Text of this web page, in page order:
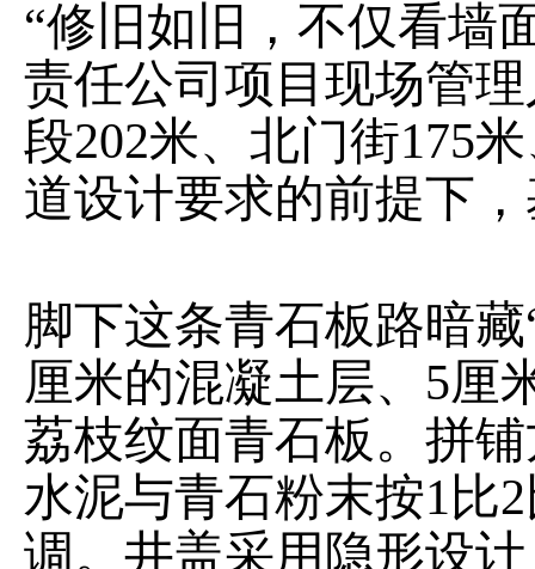
“修旧如旧，不仅看墙
责任公司项目现场管
段202米、北门街175
道设计要求的前提下
脚下这条青石板路暗藏
厘米的混凝土层、5厘
荔枝纹面青石板。拼
水泥与青石粉末按1比
调。井盖采用隐形设